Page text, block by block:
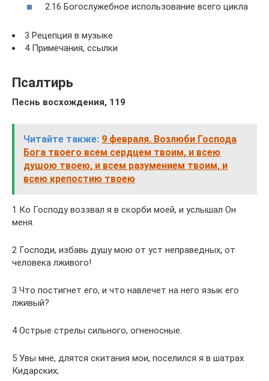
2.16 Богослужебное использование всего цикла
3 Рецепция в музыке
4 Примечания, ссылки
Псалтирь
Песнь восхождения, 119
Читайте также: 9 февраля. Возлюби Господа
Бога твоего всем сердцем твоим, и всею
душою твоею, и всем разумением твоим, и
всею крепостию твоею
1 Ко Господу воззвал я в скорби моей, и услышал Он
меня.
2 Господи, избавь душу мою от уст неправедных, от
человека лживого!
3 Что постигнет его, и что навлечет на него язык его
лживый?
4 Острые стрелы сильного, огненосные.
5 Увы мне, длятся скитания мои, поселился я в шатрах
Кидарских;